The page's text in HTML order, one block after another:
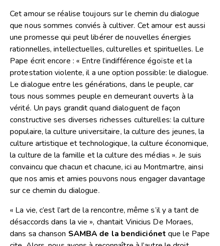
Cet amour se réalise toujours sur le chemin du dialogue
que nous sommes conviés à cultiver. Cet amour est aussi
une promesse qui peut libérer de nouvelles énergies
rationnelles, intellectuelles, culturelles et spirituelles. Le
Pape écrit encore : « Entre l’indifférence égoïste et la
protestation violente, il a une option possible: le dialogue.
Le dialogue entre les générations, dans le peuple, car
tous nous sommes peuple en demeurant ouverts à la
vérité. Un pays grandit quand dialoguent de façon
constructive ses diverses richesses culturelles: la culture
populaire, la culture universitaire, la culture des jeunes, la
culture artistique et technologique, la culture économique,
la culture de la famille et la culture des médias ». Je suis
convaincu que chacun et chacune, ici au Montmartre, ainsi
que nos amis et amies pouvons nous engager davantage
sur ce chemin du dialogue.
« La vie, c’est l’art de la rencontre, même s’il y a tant de
désaccords dans la vie », chantait Vinicius De Moraes,
dans sa chanson SAMBA de la bendiciónet que le Pape